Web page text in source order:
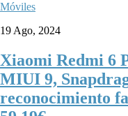
Móviles
19 Ago, 2024
Xiaomi Redmi 6
MIUI 9,
reconocimiento